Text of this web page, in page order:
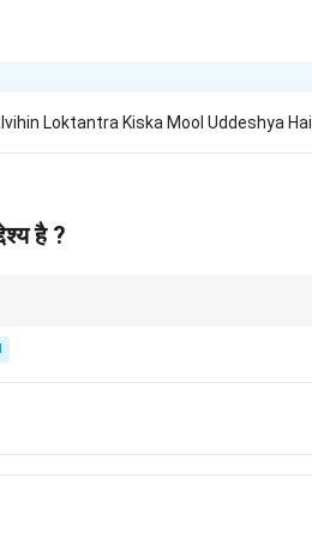
Loktantra Kiska Mool Uddeshya Hai
है ?